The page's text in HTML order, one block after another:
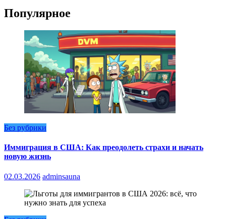
Популярное
Без рубрики
Иммиграция в США: Как преодолеть страхи и начать
новую жизнь
02.03.2026 adminsauna